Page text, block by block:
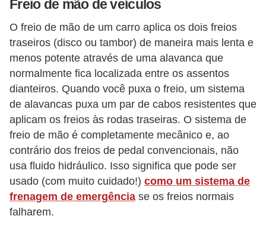
Freio de mão de veículos
O freio de mão de um carro aplica os dois freios
traseiros (disco ou tambor) de maneira mais lenta e
menos potente através de uma alavanca que
normalmente fica localizada entre os assentos
dianteiros. Quando você puxa o freio, um sistema
de alavancas puxa um par de cabos resistentes que
aplicam os freios às rodas traseiras. O sistema de
freio de mão é completamente mecânico e, ao
contrário dos freios de pedal convencionais, não
usa fluido hidráulico. Isso significa que pode ser
usado (com muito cuidado!) como um sistema de
frenagem de emergência se os freios normais
falharem.
d
o
s